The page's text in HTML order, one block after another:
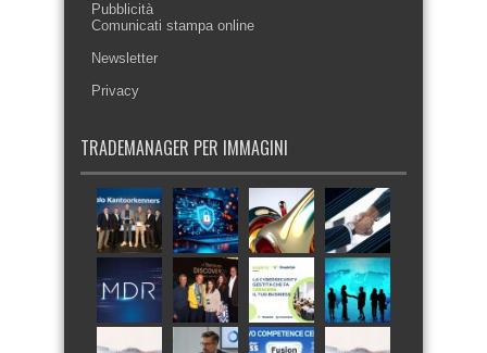
Pubblicità
Comunicati stampa online
Newsletter
Privacy
TRADEMANAGER PER IMMAGINI